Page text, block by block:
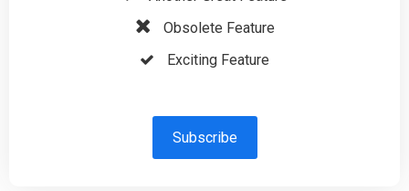
Obsolete Feature
Exciting Feature
Subscribe